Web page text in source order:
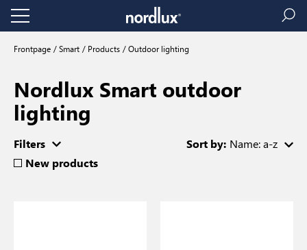
Frontpage Smart Products Outdoor lighting
Nordlux Smart outdoor
lighting
Sort by: Name: a-z
Filters
New products